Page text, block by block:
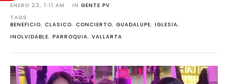
ENERO 23, 1:11 AM IN GENTE PV
TAGS:
BENEFICIO, CLASICO, CONCIERTO, GUADALUPE, IGLESIA,
INOLVIDABLE, PARROQUIA, VALLARTA